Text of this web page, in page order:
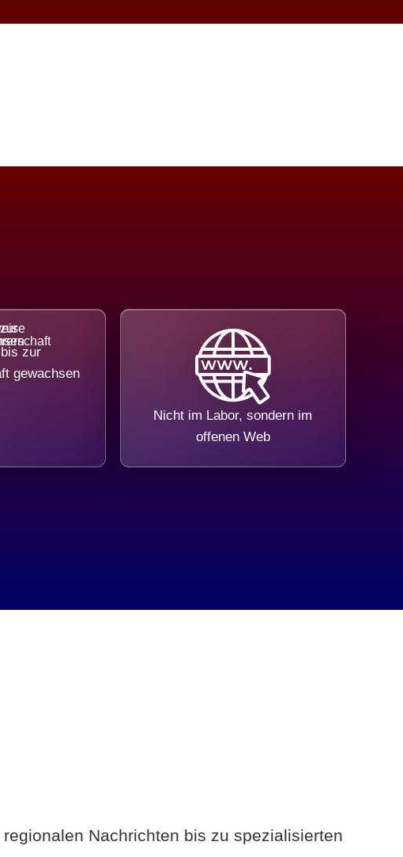
zur
gewachsen
Nicht im Labor, sondern im
offenen Web
Nachrichten bis zu spezialisierten